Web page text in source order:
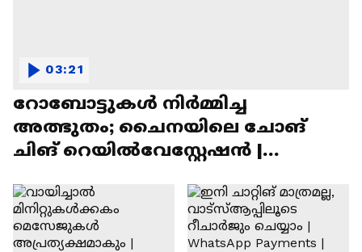
റോബോട്ടുകൾ നിർമ്മിച്ച
അത്ഭുതം; ചൈനയിലെ ചോങ്
ചിങ് റെയിൽവേസ്റ്റേഷൻ |
03:21